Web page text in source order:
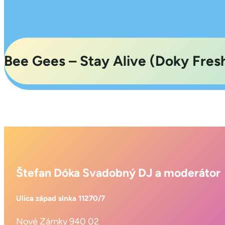
Bee Gees – Stay Alive (Doky
Štefan Dóka Svadobný DJ a moderátor
Ulica západ slnka 11270/7
Nové Zámky 940 02